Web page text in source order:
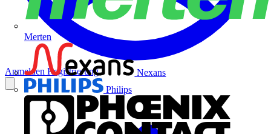
Merten
Nexans
Philips
Anmelden Registrierung